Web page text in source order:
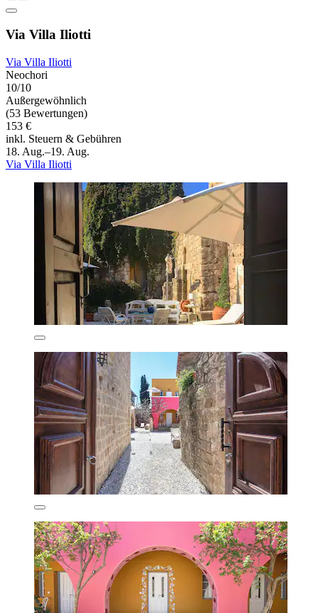
Via Villa Iliotti
Via Villa Iliotti
Neochori
10/10
Außergewöhnlich
(53 Bewertungen)
153 €
inkl. Steuern & Gebühren
18. Aug.–19. Aug.
Via Villa Iliotti